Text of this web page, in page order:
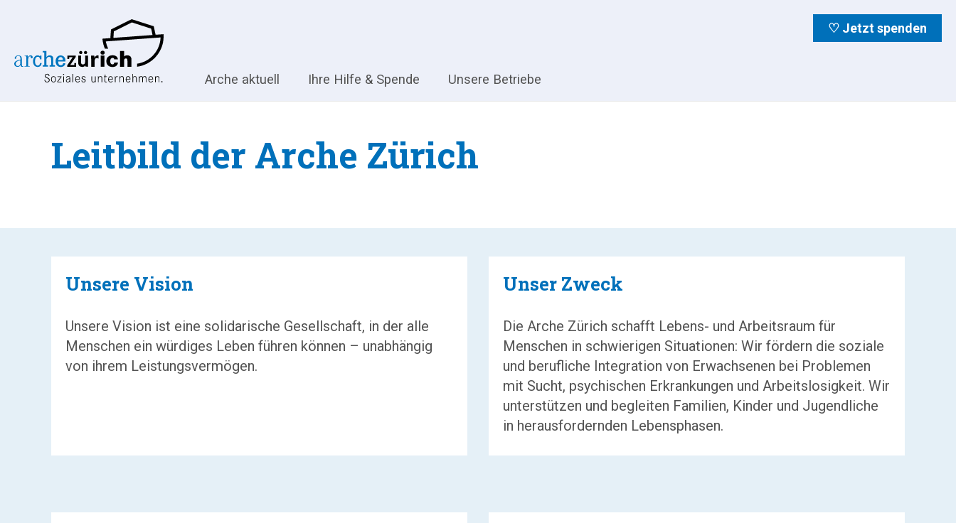
♡ Jetzt spenden
Arche aktuell Ihre Hilfe & Spende Unsere Betriebe
Leitbild der Arche Zürich
Unsere Vision
Unsere Vision ist eine solidarische Gesellschaft, in der alle
Menschen ein würdiges Leben führen können – unabhängig
von ihrem Leistungsvermögen.
Unser Zweck
Die Arche Zürich schafft Lebens- und Arbeitsraum für
Menschen in schwierigen Situationen: Wir fördern die soziale
und berufliche Integration von Erwachsenen bei Problemen
mit Sucht, psychischen Erkrankungen und Arbeitslosigkeit. Wir
unterstützen und begleiten Familien, Kinder und Jugendliche
in herausfordernden Lebensphasen.